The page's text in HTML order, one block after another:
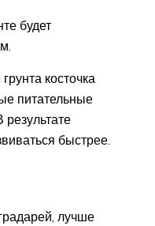
будет
косточка
питательные
быстрее.
лучше